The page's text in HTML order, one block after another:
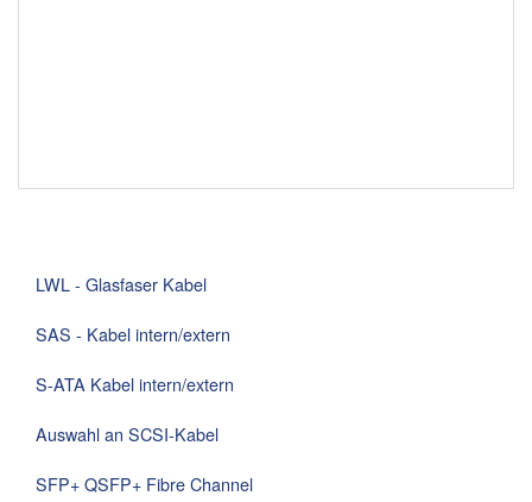
LWL - Glasfaser Kabel
SAS - Kabel intern/extern
S-ATA Kabel intern/extern
Auswahl an SCSI-Kabel
SFP+ QSFP+ Fibre Channel